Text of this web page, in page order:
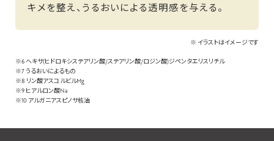
キメを整え、うるおいによる透明感を与える。
※ イラストはイメージです
※6 ヘキサ(ヒドロキシステアリン酸/ステアリン酸/ロジン酸)ジペンタエリスリチル
※7 うるおいによるもの
※8 リン酸アスコルビルMg
※9 ヒアルロン酸Na
※10 アルガニアスピノサ核油